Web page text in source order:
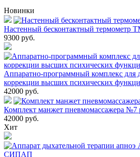
Новинки
Настенный бесконтактный термометр
9300 руб.
Аппаратно-программный комплекс для
коррекции высших психических
42000 руб.
Комплект манжет пневмомассажера №7
42000 руб.
Хит